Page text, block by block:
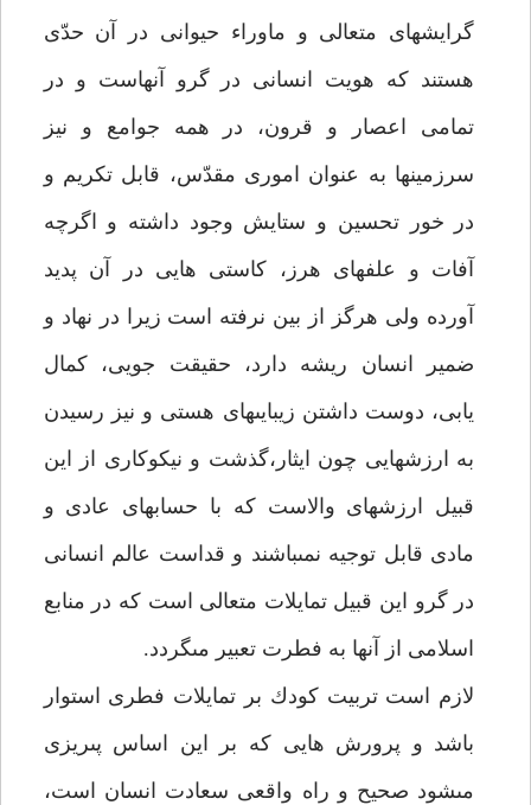
گرايش‏هاى متعالى و ماوراء حيوانى در آن حدّى
هستند كه هويت انسانى در گرو آنهاست و در
تمامى اعصار و قرون، در همه جوامع و نيز
سرزمين‏ها به عنوان امورى مقدّس، قابل تكريم و
در خور تحسين و ستايش وجود داشته و اگرچه
آفات و علف‏هاى هرز، كاستى هايى در آن پديد
آورده ولى هرگز از بين نرفته است زيرا در نهاد و
ضمير انسان ريشه دارد، حقيقت جويى، كمال
يابى، دوست داشتن زيبايى‏هاى هستى و نيز رسيدن
به ارزش‏هايى چون ايثار،گذشت و نيكوكارى از اين
قبيل ارزشهاى والاست كه با حساب‏هاى عادى و
مادى قابل توجيه نمى‏باشند و قداست عالم انسانى
در گرو اين قبيل تمايلات متعالى است كه در منابع
اسلامى از آنها به فطرت تعبير مى‏گردد.
لازم است تربيت كودك بر تمايلات فطرى استوار
باشد و پرورش هايى كه بر اين اساس پى‏ريزى
مى‏شود صحيح و راه واقعى سعادت انسان است،